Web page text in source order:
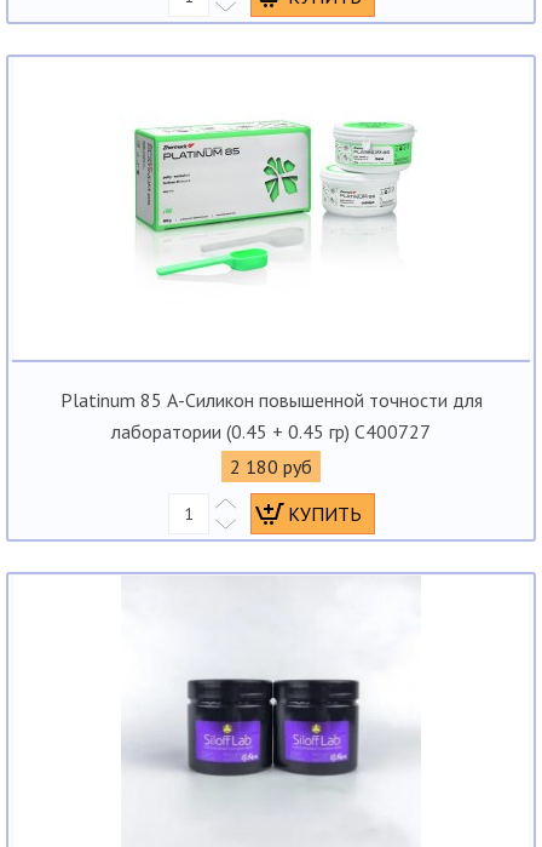
Platinum 85 А-Силикон повышенной точности для
лаборатории (0.45 + 0.45 гр) C400727
2 180 руб